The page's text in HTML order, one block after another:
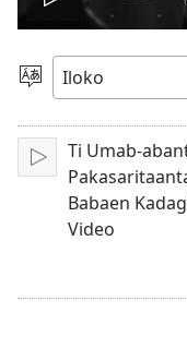
I-
play
ti
video
Agpili
Lengguahe
I-
play
Ti Umab-
Babaen
Video